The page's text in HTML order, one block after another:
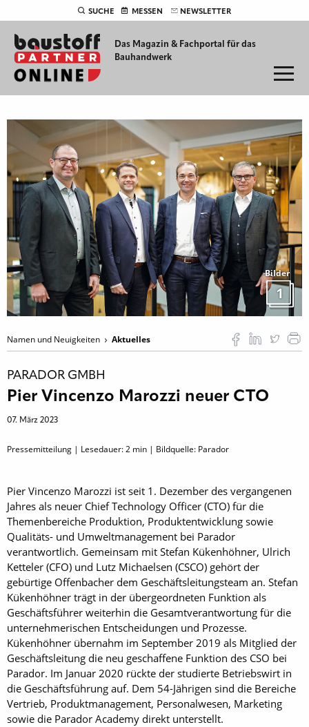
SUCHE MESSEN NEWSLETTER
Das Magazin & Fachportal für das
Bauhandwerk
Bilder
1
Namen und Neuigkeiten Aktuelles
PARADOR GMBH
Pier Vincenzo Marozzi neuer CTO
07. März 2023
Pressemitteilung | Lesedauer:2 min | Bildquelle: Parador
Pier Vincenzo Marozzi ist seit 1. Dezember des vergangenen
Jahres als neuer Chief Technology Officer (CTO) für die
Themenbereiche Produktion, Produktentwicklung sowie
Qualitäts- und Umweltmanagement bei Parador
verantwortlich. Gemeinsam mit Stefan Kükenhöhner, Ulrich
Ketteler (CFO) und Lutz Michaelsen (CSCO) gehört der
gebürtige Offenbacher dem Geschäftsleitungsteam an. Stefan
Kükenhöhner trägt in der übergeordneten Funktion als
Geschäftsführer weiterhin die Gesamtverantwortung für die
unternehmerischen Entscheidungen und Prozesse.
Kükenhöhner übernahm im September 2019 als Mitglied der
Geschäftsleitung die neu geschaffene Funktion des CSO bei
Parador. Im Januar 2020 rückte der studierte Betriebswirt in
die Geschäftsführung auf. Dem 54-Jährigen sind die Bereiche
Vertrieb, Produktmanagement, Personalwesen, Marketing
sowie die Parador Academy direkt unterstellt.